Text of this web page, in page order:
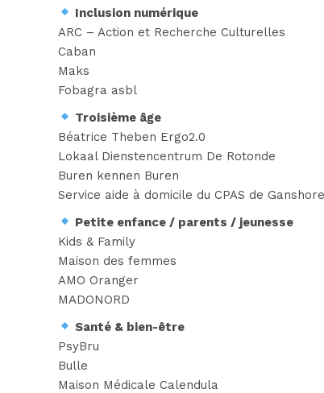
Inclusion numérique
ARC – Action et Recherche Culturelles
Caban
Maks
Fobagra asbl
Troisième âge
Béatrice Theben Ergo2.0
Lokaal Dienstencentrum De Rotonde
Buren kennen Buren
Service aide à domicile du CPAS de
Petite enfance / parents / jeunesse
Kids & Family
Maison des femmes
AMO Oranger
MADONORD
Santé & bien-être
PsyBru
Bulle
Maison Médicale Calendula